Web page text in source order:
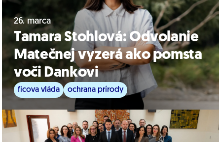
26. marca
Tamara Stohlová: Odvolanie
Matečnej vyzerá ako pomsta
voči Dankovi
ficova vláda ochrana prírody